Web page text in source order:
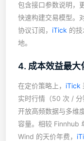
包含接口参数说明，
快速构建交易模型。
协议订阅， iTick 的
地。
4. 成本效益最大
在定价策略上， iTick
实时行情（50 次 / 分
开放高频数据与多维
容量。相较 Finnhub
Wind 的天价年费，